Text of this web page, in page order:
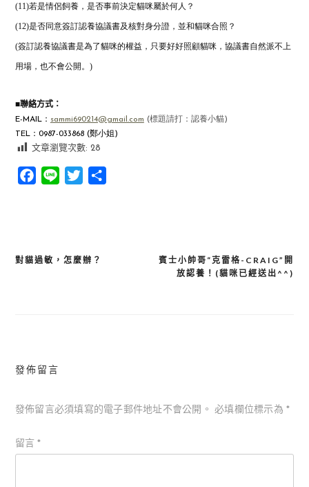
(11)若是情侶飼養，是否事前決定貓咪屬於何人？
(12)是否同意簽訂認養協議書及核對身分證，並和貓咪合照？
(簽訂認養協議書是為了貓咪的權益，只要好好照顧貓咪，協議書自然派不上
用場，也不會公開。)
■聯絡方式：
E-MAIL： sammi690214@gmail.com (標題請打：認養小貓)
TEL：0987-033868 (鄭小姐)
文章瀏覽次數: 28
Facebook
Line Twitter
文
賓士小帥哥“克雷格-CRAIG”開
放認養！(貓咪已經送出^^)
對貓過敏，怎麼辦？
發佈留言
發佈留言必須填寫的電子郵件地址不會公開。 必填欄位標示為*
留言 *